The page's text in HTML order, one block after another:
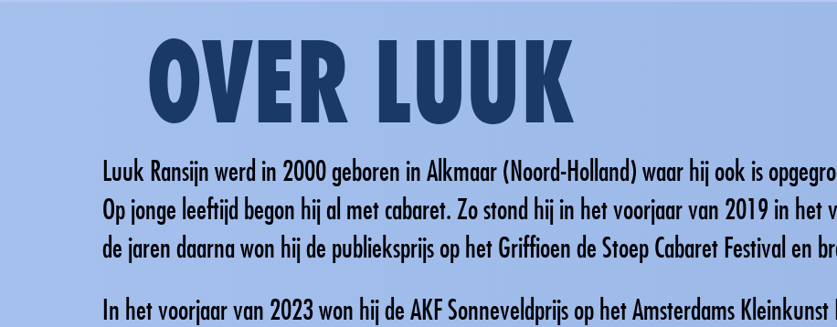
OVER LUUK
Luuk Ransijn werd in 2000 geboren in Alkmaar (Noord-Holland) waar hij ook is
Op jonge leeftijd begon hij al met cabaret. Zo stond hij in het voorjaar van 2019 in het
de jaren daarna won hij de publieksprijs op het Griffioen de Stoep Cabaret Festival en
In het voorjaar van 2023 won hij de AKF Sonneveldprijs op het Amsterdams Kleinkunst